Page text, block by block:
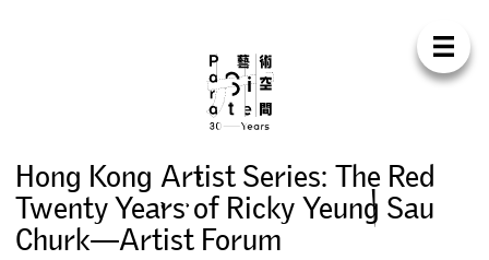
Para
UT SUP
EXHIB ITIONS
P ROGRAMM
Hong Kong Artist Series: The Red
TwentyYears of Ricky Yeung Sau
Churk—Artist Forum